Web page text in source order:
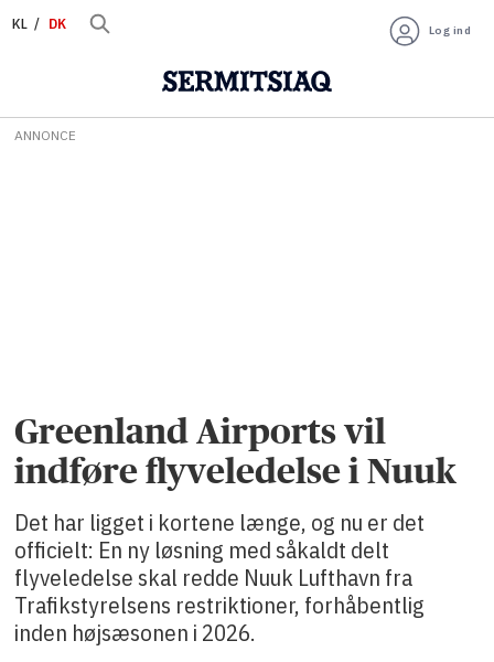
KL DK Log ind
ANNONCE
Greenland Airports vil
indføre flyveledelse i Nuuk
Det har ligget i kortene længe, og nu er det
officielt: En ny løsning med såkaldt delt
flyveledelse skal redde Nuuk Lufthavn fra
Trafikstyrelsens restriktioner, forhåbentlig
inden højsæsonen i 2026.